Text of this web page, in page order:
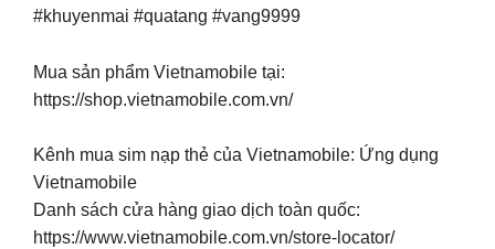
#khuyenmai #quatang #vang9999
Mua sản phẩm Vietnamobile tại:
https://shop.vietnamobile.com.vn/
Kênh mua sim nạp thẻ của Vietnamobile: Ứng dụng
Vietnamobile
Danh sách cửa hàng giao dịch toàn quốc:
https://www.vietnamobile.com.vn/store-locator/